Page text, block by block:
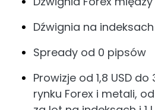
Dźwignia na indeksach
Spready od 0 pipsów
Prowizje od 1,8 USD do
rynku Forex i metali,